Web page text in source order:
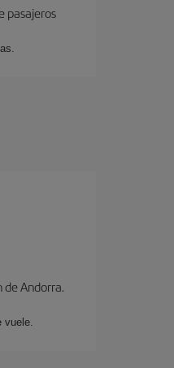
pasajeros
Andorra.
vuele.